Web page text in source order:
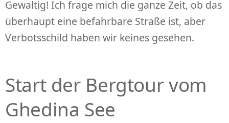
Gewaltig! Ich frage mich die ganze Zeit, ob das
überhaupt eine befahrbare Straße ist, aber
Verbotsschild haben wir keines gesehen.
Start der Bergtour vom
Ghedina See